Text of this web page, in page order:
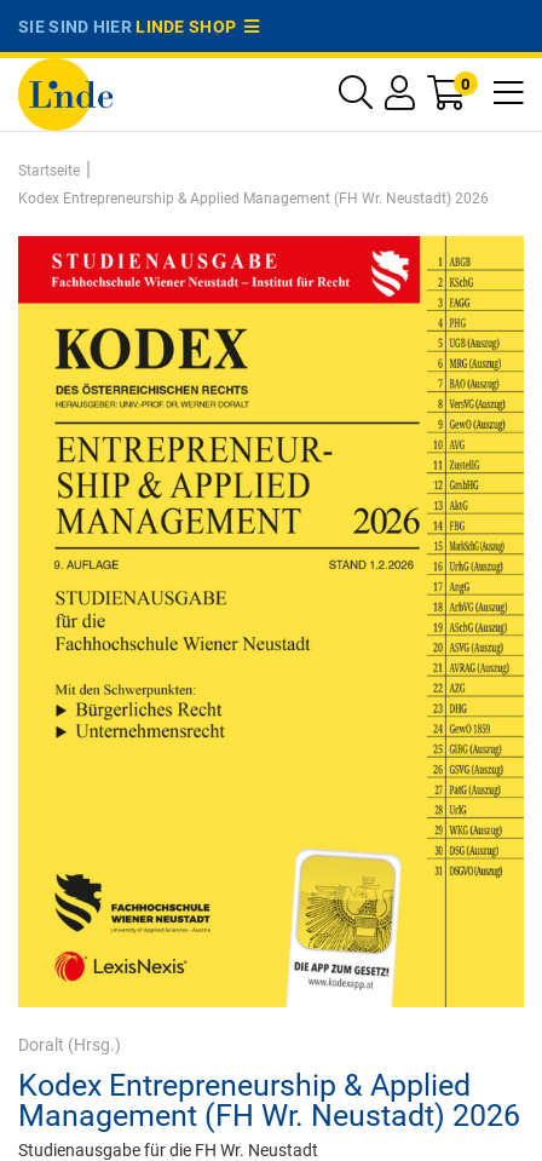
SIE SIND HIERLINDE SHOP
0
Startseite |
Kodex Entrepreneurship & Applied Management (FH Wr. Neustadt) 2026
Doralt (Hrsg.)
Kodex Entrepreneurship & Applied
Management (FH Wr. Neustadt) 2026
Studienausgabe für die FH Wr. Neustadt